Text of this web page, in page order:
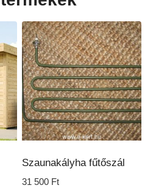
Szaunakályha fűtőszál
31 500 Ft